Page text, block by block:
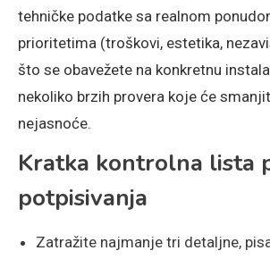
tehničke podatke sa realnom
prioritetima (troškovi, estetika,
što se obavežete na konkretnu
nekoliko brzih provera koje će
nejasnoće.
Kratka kontrolna lista
potpisivanja
Zatražite najmanje tri detaljne,